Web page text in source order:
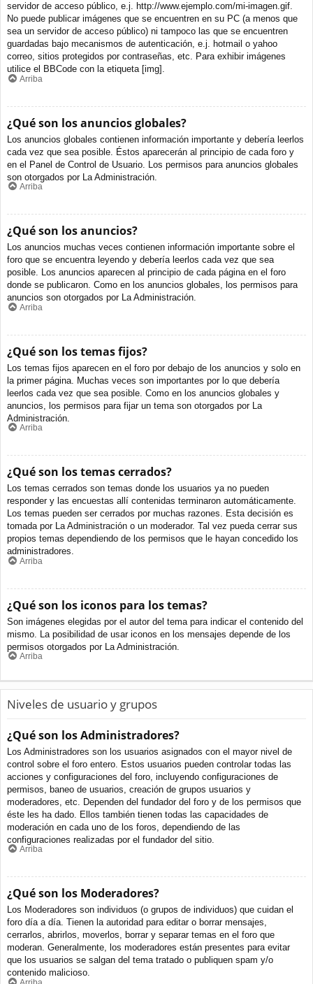
servidor de acceso público, e.j. http://www.ejemplo.com/mi-imagen.gif.
No puede publicar imágenes que se encuentren en su PC (a menos que
sea un servidor de acceso público) ni tampoco las que se encuentren
guardadas bajo mecanismos de autenticación, e.j. hotmail o yahoo
correo, sitios protegidos por contraseñas, etc. Para exhibir imágenes
utilice el BBCode con la etiqueta [img].
Arriba
¿Qué son los anuncios globales?
Los anuncios globales contienen información importante y debería leerlos
cada vez que sea posible. Éstos aparecerán al principio de cada foro y
en el Panel de Control de Usuario. Los permisos para anuncios globales
son otorgados por La Administración.
Arriba
¿Qué son los anuncios?
Los anuncios muchas veces contienen información importante sobre el
foro que se encuentra leyendo y debería leerlos cada vez que sea
posible. Los anuncios aparecen al principio de cada página en el foro
donde se publicaron. Como en los anuncios globales, los permisos para
anuncios son otorgados por La Administración.
Arriba
¿Qué son los temas fijos?
Los temas fijos aparecen en el foro por debajo de los anuncios y solo en
la primer página. Muchas veces son importantes por lo que debería
leerlos cada vez que sea posible. Como en los anuncios globales y
anuncios, los permisos para fijar un tema son otorgados por La
Administración.
Arriba
¿Qué son los temas cerrados?
Los temas cerrados son temas donde los usuarios ya no pueden
responder y las encuestas allí contenidas terminaron automáticamente.
Los temas pueden ser cerrados por muchas razones. Esta decisión es
tomada por La Administración o un moderador. Tal vez pueda cerrar sus
propios temas dependiendo de los permisos que le hayan concedido los
administradores.
Arriba
¿Qué son los iconos para los temas?
Son imágenes elegidas por el autor del tema para indicar el contenido del
mismo. La posibilidad de usar iconos en los mensajes depende de los
permisos otorgados por La Administración.
Arriba
Niveles de usuario y grupos
¿Qué son los Administradores?
Los Administradores son los usuarios asignados con el mayor nivel de
control sobre el foro entero. Estos usuarios pueden controlar todas las
acciones y configuraciones del foro, incluyendo configuraciones de
permisos, baneo de usuarios, creación de grupos usuarios y
moderadores, etc. Dependen del fundador del foro y de los permisos que
éste les ha dado. Ellos también tienen todas las capacidades de
moderación en cada uno de los foros, dependiendo de las
configuraciones realizadas por el fundador del sitio.
Arriba
¿Qué son los Moderadores?
Los Moderadores son individuos (o grupos de individuos) que cuidan el
foro día a día. Tienen la autoridad para editar o borrar mensajes,
cerrarlos, abrirlos, moverlos, borrar y separar temas en el foro que
moderan. Generalmente, los moderadores están presentes para evitar
que los usuarios se salgan del tema tratado o publiquen spam y/o
contenido malicioso.